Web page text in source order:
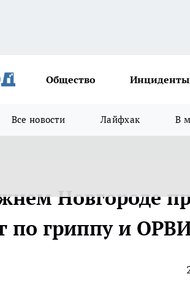
Общество Инциденты
Все новости Лайфхак В
Новгороде
по гриппу и